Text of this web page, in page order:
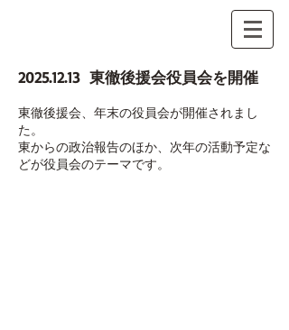
2025.12.13東徹後援会役員会を開催
東徹後援会、年末の役員会が開催されまし
た。
東からの政治報告のほか、次年の活動予定な
どが役員会のテーマです。